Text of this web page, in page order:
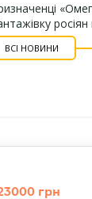
ВСІ НОВИНИ
грн